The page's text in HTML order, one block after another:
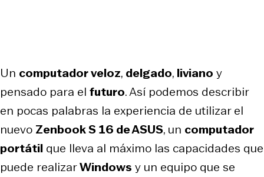
Un computador veloz, delgado, liviano y
pensado para el futuro. Así podemos describir
en pocas palabras la experiencia de utilizar el
nuevo Zenbook S 16 de ASUS, un computador
portátil que lleva al máximo las capacidades que
puede realizarWindows y un equipo que se